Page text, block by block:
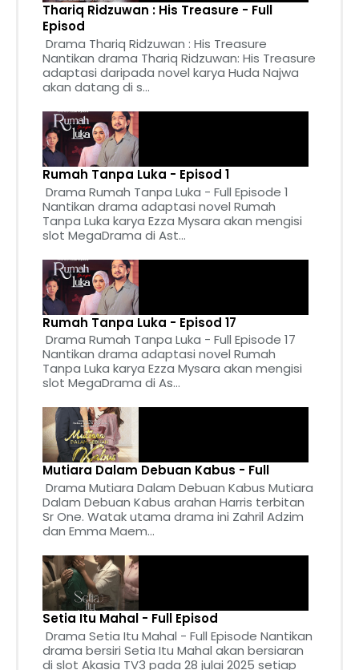
Thariq Ridzuwan : His Treasure - Full
Episod
Drama Thariq Ridzuwan : His Treasure
Nantikan drama Thariq Ridzuwan: His Treasure
adaptasi daripada novel karya Huda Najwa
akan datang di s...
Rumah Tanpa Luka - Episod 1
Drama Rumah Tanpa Luka - Full Episode 1
Nantikan drama adaptasi novel Rumah
Tanpa Luka karya Ezza Mysara akan mengisi
slot MegaDrama di Ast...
Rumah Tanpa Luka - Episod 17
Drama Rumah Tanpa Luka - Full Episode 17
Nantikan drama adaptasi novel Rumah
Tanpa Luka karya Ezza Mysara akan mengisi
slot MegaDrama di As...
Mutiara Dalam Debuan Kabus - Full
Drama Mutiara Dalam Debuan Kabus Mutiara
Dalam Debuan Kabus arahan Harris terbitan
Sr One. Watak utama drama ini Zahril Adzim
dan Emma Maem...
Setia Itu Mahal - Full Episod
Drama Setia Itu Mahal - Full Episode Nantikan
drama bersiri Setia Itu Mahal akan bersiaran
di slot Akasia TV3 pada 28 julai 2025 setiap